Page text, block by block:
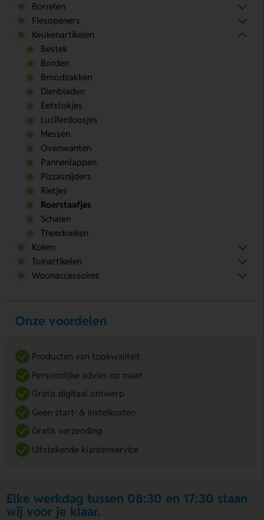
Borrelen
Flesopeners
Keukenartikelen
Bestek
Borden
Broodzakken
Dienbladen
Eetstokjes
Luciferdoosjes
Messen
Ovenwanten
Pannenlappen
Pizzasnijders
Rietjes
Roerstaafjes
Schalen
Theedoeken
Koken
Tuinartikelen
Woonaccessoires
Onze voordelen
Producten van topkwaliteit
Persoonlijke advies op maat
Gratis digitaal ontwerp
Geen start- & instelkosten
Gratis verzending
Uitstekende klantenservice
Elke werkdag tussen 08:30 en 17:30 staan
wij voor je klaar.